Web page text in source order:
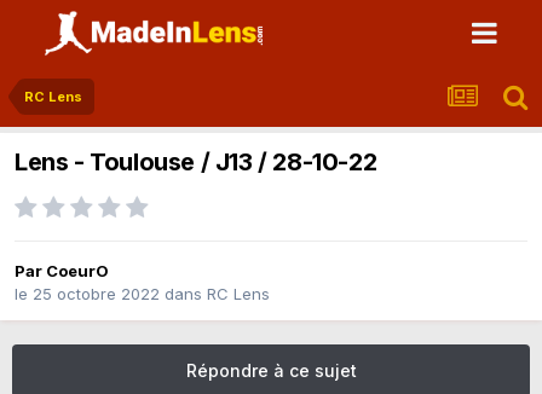
RC Lens
Lens - Toulouse / J13 / 28-10-22
Par CoeurO
le 25 octobre 2022 dans RC Lens
Répondre à ce sujet